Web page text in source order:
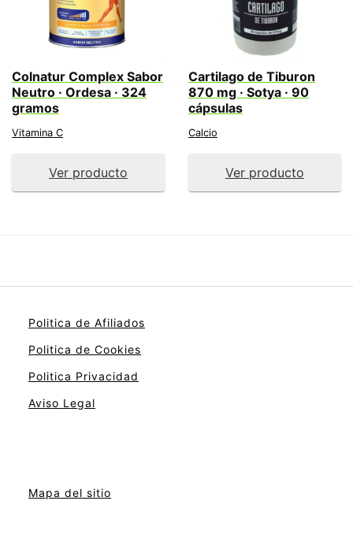
Colnatur Complex Sabor
Neutro · Ordesa · 324
gramos
Vitamina C
Ver producto
Cartilago de Tiburon
870 mg · Sotya · 90
cápsulas
Calcio
Ver producto
Politica de Afiliados
Politica de Cookies
Politica Privacidad
Aviso Legal
Mapa del sitio